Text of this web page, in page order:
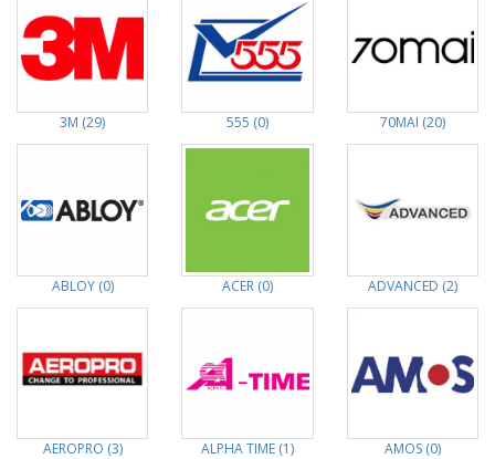
3M (29) 555 (0) 70MAI (20)
ABLOY (0) ACER (0) ADVANCED (2)
AEROPRO (3) ALPHA TIME (1) AMOS (0)